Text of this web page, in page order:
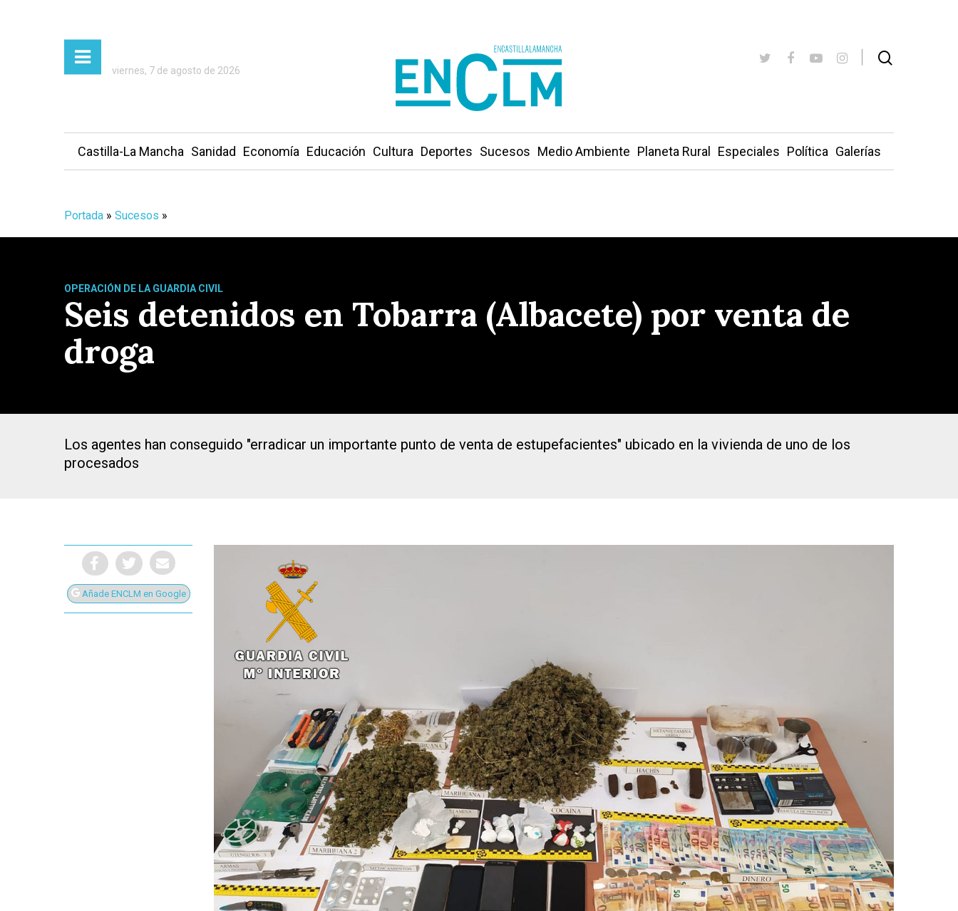
Presiona Intro para buscar o ESC para cerrar
viernes, 7 de agosto de 2026
Castilla-La Mancha Sanidad Economía Educación Cultura Deportes Sucesos Medio Ambiente Planeta Rural Especiales Política Galerías
Portada » Sucesos »
OPERACIÓN DE LA GUARDIA CIVIL
Seis detenidos en Tobarra (Albacete) por venta de
droga
Los agentes han conseguido "erradicar un importante punto de venta de estupefacientes" ubicado en la vivienda de uno de los
procesados
Añade ENCLM en Google